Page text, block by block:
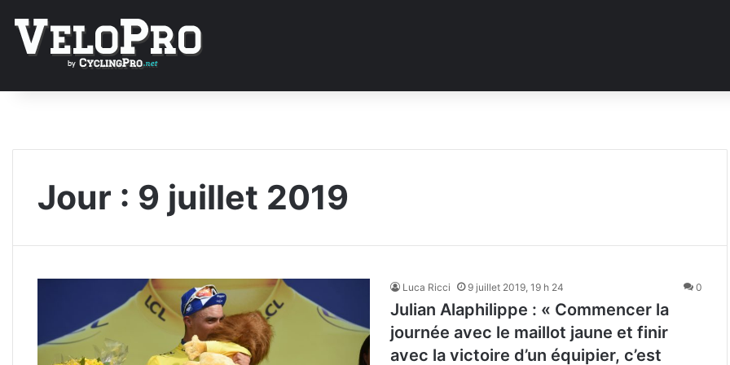
Jour : 9 juillet 2019
Luca Ricci 9 juillet 2019, 19 h 24 0
Julian Alaphilippe : « Commencer la
journée avec le maillot jaune et finir
avec la victoire d’un équipier, c’est